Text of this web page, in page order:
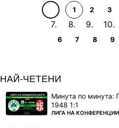
1 2 3
6 7 8 9
НАЙ-ЧЕТЕНИ
Минута по минута:
1948 1:1
ПОВЕЧЕ ОТ
ЛИГА НА